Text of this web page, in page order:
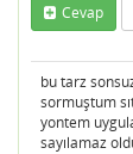
Cevap
bu tarz
sormuştum
yontem
sayılamaz